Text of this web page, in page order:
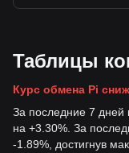
Таблицы
Курс обмена Pi
За последние 7 дней
на +3.30%. За
-1.89%, достигнув